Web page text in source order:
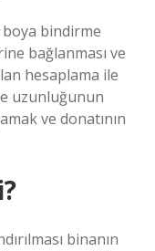
bindirme
bağlanması ve
hesaplama ile
uzunluğunun
ve donatının
binanın